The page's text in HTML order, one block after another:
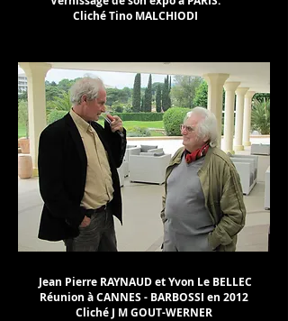
Cliché Tino MALCHIODI
Jean Pierre RAYNAUD et Yvon Le BELLEC
Réunion à CANNES - BARBOSSI en 2012
Cliché J M GOUT-WERNER